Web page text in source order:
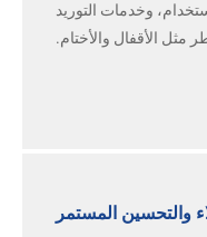
وخدمات التوريد
مثل الأقفال والأختام.
والتحسين المستمر